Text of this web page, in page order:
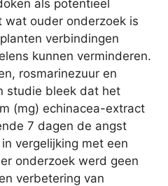
als potentieel
ouder onderzoek is
verbindingen
kunnen verminderen.
rosmarinezuur en
studie bleek dat het
(mg) echinacea-extract
7 dagen de angst
vergelijking met een
onderzoek werd geen
verbetering van